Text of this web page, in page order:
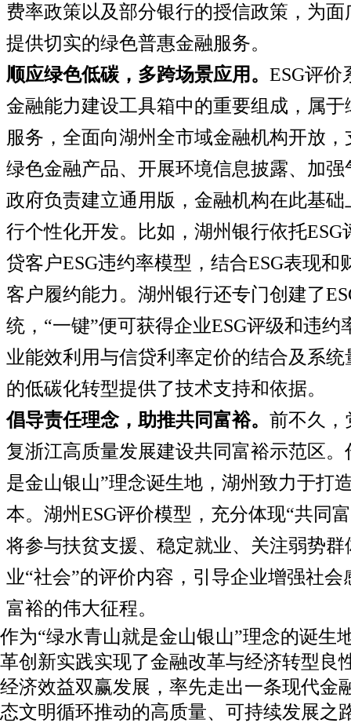
费率政策以及部分银行的授信政策，为
提供切实的绿色普惠金融服务。
顺应绿色低碳，多跨场景应用。 ESG评价
金融能力建设工具箱中的重要组成，属
服务，全面向湖州全市域金融机构开放
绿色金融产品、开展环境信息披露、加
政府负责建立通用版，金融机构在此基
行个性化开发。比如，湖州银行依托ESG
贷客户ESG违约率模型，结合ESG表现和
客户履约能力。湖州银行还专门创建了
统，“一键”便可获得企业ESG评级和违约
业能效利用与信贷利率定价的结合及系
的低碳化转型提供了技术支持和依据。
倡导责任理念，助推共同富裕。 前不久，
复浙江高质量发展建设共同富裕示范区。
是金山银山”理念诞生地，湖州致力于打
本。湖州ESG评价模型，充分体现“共同
将参与扶贫支援、稳定就业、关注弱势
业“社会”的评价内容，引导企业增强社
富裕的伟大征程。
作为“绿水青山就是金山银山”理念的诞生
革创新实践实现了金融改革与经济转型良
经济效益双赢发展，率先走出一条现代金
态文明循环推动的高质量、可持续发展之